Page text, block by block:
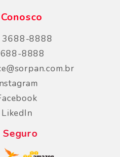
3688-8888
8888
LikedIn